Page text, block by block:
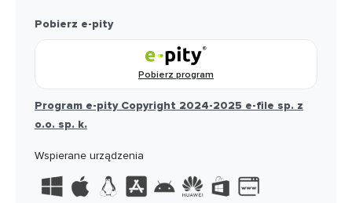
Pobierz e-pity
Pobierz program
Program e-pity Copyright 2024-2025 e-file sp. z
o.o. sp. k.
Wspierane urządzenia